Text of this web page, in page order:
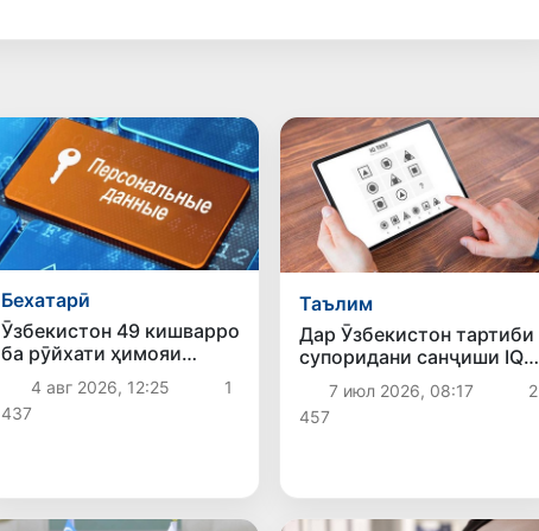
Бехатарӣ
Ӯзбекистон 49 кишварро
ба рӯйхати ҳимояи
маълумоти шахсӣ ворид
кард4 авг 2026, 12:25
1
437
Таълим
Дар Ӯзбекистон тартиби
супоридани санҷиши IQ
барои самтҳои
ҳуқуқшиносӣ муайян
гардид
7 июл 2026, 08:17
2
457